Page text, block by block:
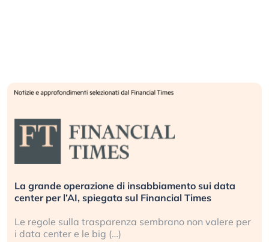
La grande operazione di insabbiamento sui data
center per l’AI, spiegata sul Financial Times
Le regole sulla trasparenza sembrano non valere per
i data center e le big (…)